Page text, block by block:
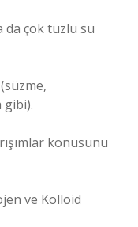
da çok tuzlu su
gibi).
konusunu
ve Kolloid